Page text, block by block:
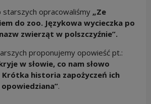
starszych opracowaliśmy „Ze
do zoo. Językowa wycieczka po
zwierząt w polszczyźnie”.
proponujemy opowieść pt.:
w słowie, co nam słowo
historia zapożyczeń ich
.